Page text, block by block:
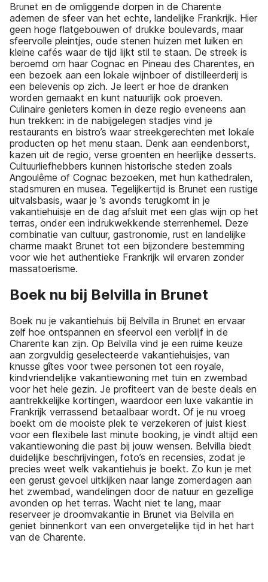
Brunet en de omliggende dorpen in de Charente
ademen de sfeer van het echte, landelijke Frankrijk. Hier
geen hoge flatgebouwen of drukke boulevards, maar
sfeervolle pleintjes, oude stenen huizen met luiken en
kleine cafés waar de tijd lijkt stil te staan. De streek is
beroemd om haar Cognac en Pineau des Charentes, en
een bezoek aan een lokale wijnboer of distilleerderij is
een belevenis op zich. Je leert er hoe de dranken
worden gemaakt en kunt natuurlijk ook proeven.
Culinaire genieters komen in deze regio eveneens aan
hun trekken: in de nabijgelegen stadjes vind je
restaurants en bistro’s waar streekgerechten met lokale
producten op het menu staan. Denk aan eendenborst,
kazen uit de regio, verse groenten en heerlijke desserts.
Cultuurliefhebbers kunnen historische steden zoals
Angoulême of Cognac bezoeken, met hun kathedralen,
stadsmuren en musea. Tegelijkertijd is Brunet een rustige
uitvalsbasis, waar je ’s avonds terugkomt in je
vakantiehuisje en de dag afsluit met een glas wijn op het
terras, onder een indrukwekkende sterrenhemel. Deze
combinatie van cultuur, gastronomie, rust en landelijke
charme maakt Brunet tot een bijzondere bestemming
voor wie het authentieke Frankrijk wil ervaren zonder
massatoerisme.
Boek nu bij Belvilla in Brunet
Boek nu je vakantiehuis bij Belvilla in Brunet en ervaar
zelf hoe ontspannen en sfeervol een verblijf in de
Charente kan zijn. Op Belvilla vind je een ruime keuze
aan zorgvuldig geselecteerde vakantiehuisjes, van
knusse gîtes voor twee personen tot een royale,
kindvriendelijke vakantiewoning met tuin en zwembad
voor het hele gezin. Je profiteert van de beste deals en
aantrekkelijke kortingen, waardoor een luxe vakantie in
Frankrijk verrassend betaalbaar wordt. Of je nu vroeg
boekt om de mooiste plek te verzekeren of juist kiest
voor een flexibele last minute booking, je vindt altijd een
vakantiewoning die past bij jouw wensen. Belvilla biedt
duidelijke beschrijvingen, foto’s en recensies, zodat je
precies weet welk vakantiehuis je boekt. Zo kun je met
een gerust gevoel uitkijken naar lange zomerdagen aan
het zwembad, wandelingen door de natuur en gezellige
avonden op het terras. Wacht niet te lang, maar
reserveer je droomvakantie in Brunet via Belvilla en
geniet binnenkort van een onvergetelijke tijd in het hart
van de Charente.